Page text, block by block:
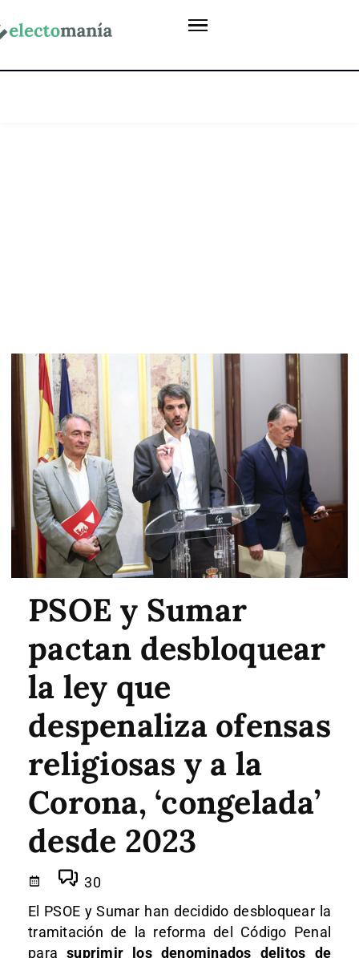
PSOE y Sumar
pactan desbloquear
la ley que
despenaliza ofensas
religiosas y a la
Corona, ‘congelada’
desde 2023
30
El PSOE y Sumar han decidido desbloquear la
tramitación de la reforma del Código Penal
parasuprimir los denominados delitos de